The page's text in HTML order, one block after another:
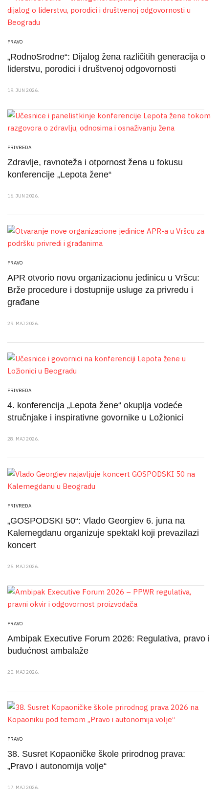
PRAVO
„RodnoSrodne“: Dijalog žena različitih generacija o
liderstvu, porodici i društvenoj odgovornosti
19. JUN 2026.
PRIVREDA
Zdravlje, ravnoteža i otpornost žena u fokusu
konferencije „Lepota žene“
16. JUN 2026.
PRAVO
APR otvorio novu organizacionu jedinicu u Vršcu:
Brže procedure i dostupnije usluge za privredu i
građane
29. MAJ 2026.
PRIVREDA
4. konferencija „Lepota žene“ okuplja vodeće
stručnjake i inspirativne govornike u Ložionici
28. MAJ 2026.
PRIVREDA
„GOSPODSKI 50“: Vlado Georgiev 6. juna na
Kalemegdanu organizuje spektakl koji prevazilazi
koncert
25. MAJ 2026.
PRAVO
Ambipak Executive Forum 2026: Regulativa, pravo i
budućnost ambalaže
20. MAJ 2026.
PRAVO
38. Susret Kopaoničke škole prirodnog prava:
„Pravo i autonomija volje“
17. MAJ 2026.